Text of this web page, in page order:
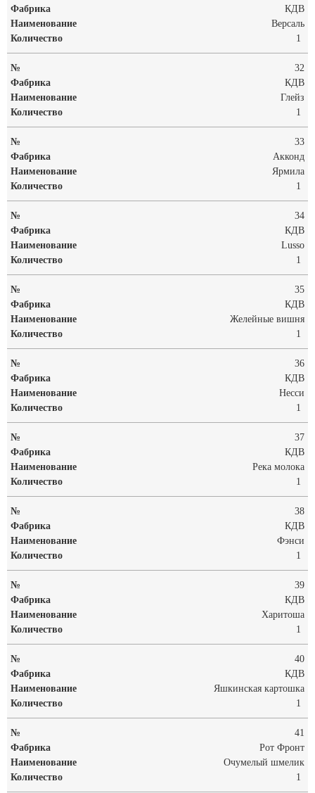
КДВ
Версаль
1
32
КДВ
Глейз
1
33
Акконд
Ярмила
1
34
КДВ
Lusso
1
35
КДВ
Желейные вишня
1
36
КДВ
Несси
1
37
КДВ
Река молока
1
38
КДВ
Фэнси
1
39
КДВ
Харитоша
1
40
КДВ
Яшкинская картошка
1
41
Рот Фронт
Очумелый шмелик
1